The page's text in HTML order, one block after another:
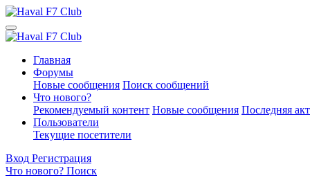
Главная
Форумы
Новые сообщения Поиск сообщений
Что нового?
Рекомендуемый контент Новые сообщения Последняя
Пользователи
Текущие посетители
Вход Регистрация
Что нового? Поиск